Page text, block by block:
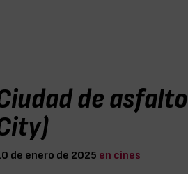
de
de enero de 2025 en cines